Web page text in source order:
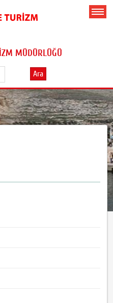
MÜDÜRLÜĞÜ
Ara